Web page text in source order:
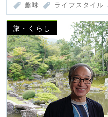
趣味 ライフスタイル
旅・くらし